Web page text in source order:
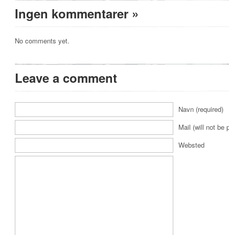
Ingen kommentarer »
No comments yet.
Leave a comment
Navn (required)
Mail (will not be
Websted